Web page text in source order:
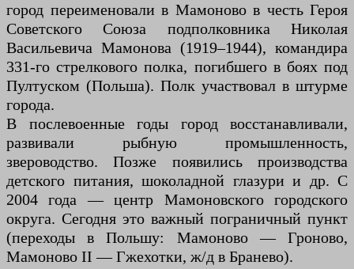
город переименовали в Мамоново в честь Героя
Советского Союза подполковника Николая
Васильевича Мамонова (1919–1944), командира
331-го стрелкового полка, погибшего в боях под
Пултуском (Польша). Полк участвовал в штурме
города.
В послевоенные годы город восстанавливали,
развивали рыбную промышленность,
звероводство. Позже появились производства
детского питания, шоколадной глазури и др. С
2004 года — центр Мамоновского городского
округа. Сегодня это важный пограничный пункт
(переходы в Польшу: Мамоново — Гроново,
Мамоново II — Гжехотки, ж/д в Бранево).